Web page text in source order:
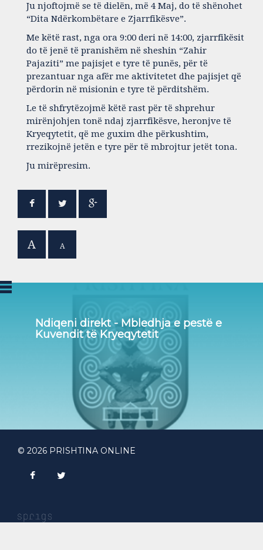
Ju njoftojmë se të dielën, më 4 Maj, do të shënohet
“Dita Ndërkombëtare e Zjarrfikësve”.
Me këtë rast, nga ora 9:00 deri në 14:00, zjarrfikësit
do të jenë të pranishëm në sheshin “Zahir
Pajaziti” me pajisjet e tyre të punës, për të
prezantuar nga afër me aktivitetet dhe pajisjet që
përdorin në misionin e tyre të përditshëm.
Le të shfrytëzojmë këtë rast për të shprehur
mirënjohjen tonë ndaj zjarrfikësve, heronjve të
Kryeqytetit, që me guxim dhe përkushtim,
rrezikojnë jetën e tyre për të mbrojtur jetët tona.
Ju mirëpresim.
A A
Ndiqeni direkt - Mbledhja e pestë e
Kuvendit të Kryeqytetit
© 2026 PRISHTINA ONLINE